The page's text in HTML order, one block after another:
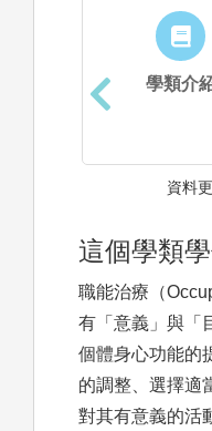
學類介
資料
這個學類
職能治療（
有「意義」與「
個體身心功能的
的調整、選擇適
對其有意義的活